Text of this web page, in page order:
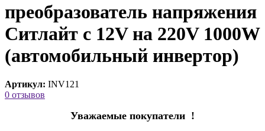
преобразователь напряжения
Ситлайт с 12V на 220V 1000W
(автомобильный инвертор)
Артикул: INV121
0 отзывов
Уважаемые покупатели !